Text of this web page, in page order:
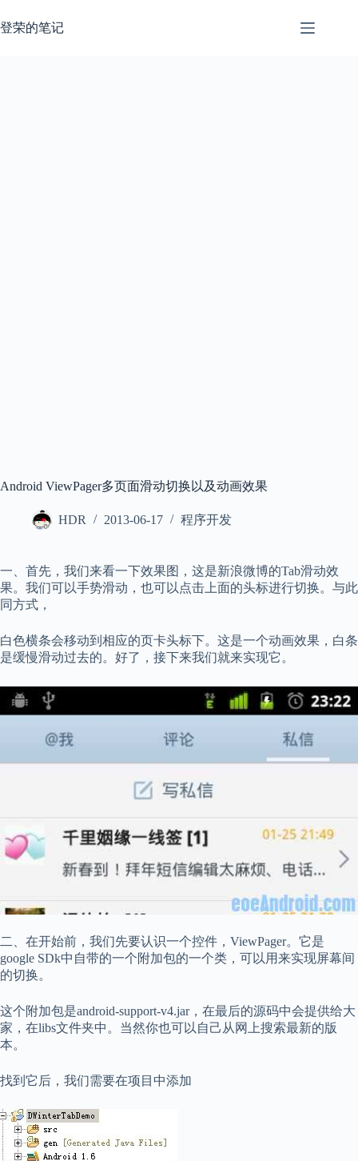
过
登荣的笔记
Android ViewPager多页面滑动切换以及动画效果
HDR 2013-06-17 程序开发
一、首先，我们来看一下效果图，这是新浪微博的Tab滑动效
果。我们可以手势滑动，也可以点击上面的头标进行切换。与此
同方式，
白色横条会移动到相应的页卡头标下。这是一个动画效果，白条
是缓慢滑动过去的。好了，接下来我们就来实现它。
二、在开始前，我们先要认识一个控件，ViewPager。它是
google SDk中自带的一个附加包的一个类，可以用来实现屏幕间
的切换。
这个附加包是android-support-v4.jar，在最后的源码中会提供给大
家，在libs文件夹中。当然你也可以自己从网上搜索最新的版
本。
找到它后，我们需要在项目中添加